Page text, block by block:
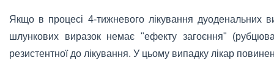
Якщо в процесі 4-тижневого лікування дуоденальних
шлункових виразок немає "ефекту загоєння"
резистентної до лікування. У цьому випадку лікар